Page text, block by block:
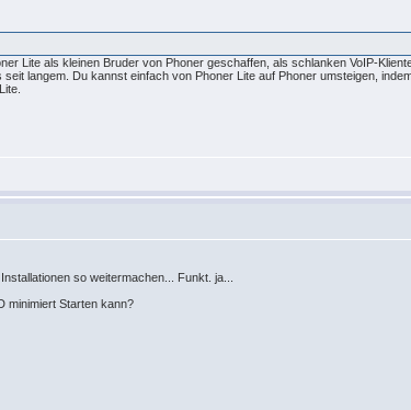
Lite als kleinen Bruder von Phoner geschaffen, als schlanken VoIP-
langem. Du kannst einfach von Phoner Lite auf Phoner umsteigen,
so weitermachen... Funkt. ja...
minimiert Starten kann?